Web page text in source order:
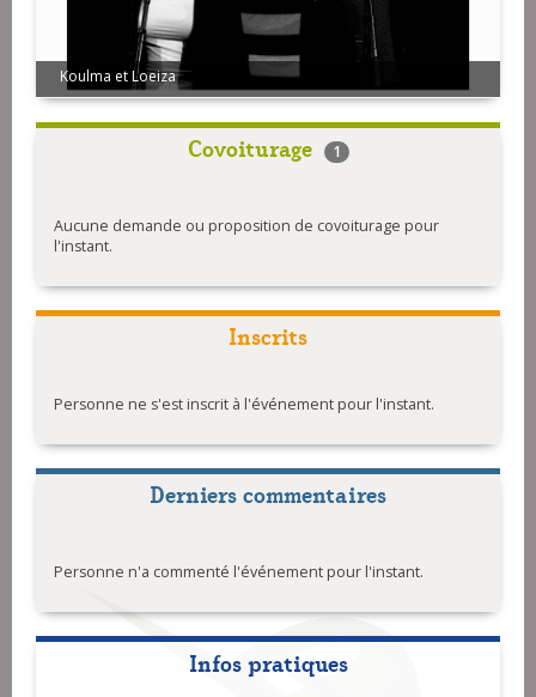
Koulma et Loeiza
Landat/Moisson
Covoiturage 1
Aucune demande ou proposition de covoiturage pour
l'instant.
Inscrits
Personne ne s'est inscrit à l'événement pour l'instant.
Derniers commentaires
Personne n'a commenté l'événement pour l'instant.
Infos pratiques